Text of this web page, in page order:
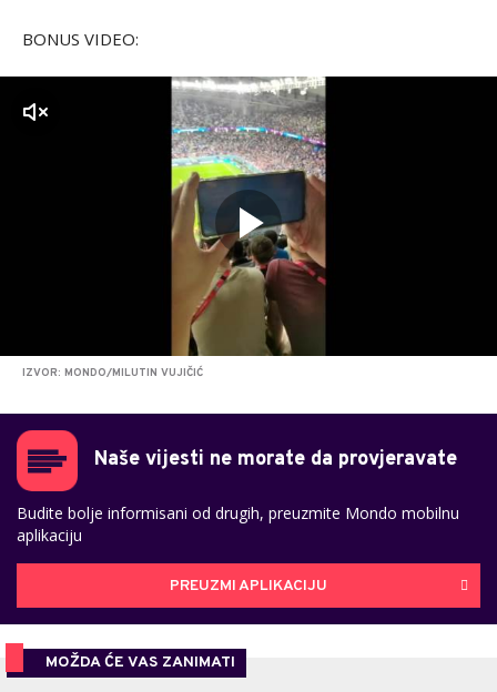
BONUS VIDEO:
IZVOR: MONDO/MILUTIN VUJIČIĆ
Naše vijesti ne morate da provjeravate
Budite bolje informisani od drugih, preuzmite Mondo mobilnu
aplikaciju
PREUZMI APLIKACIJU
MOŽDA ĆE VAS ZANIMATI